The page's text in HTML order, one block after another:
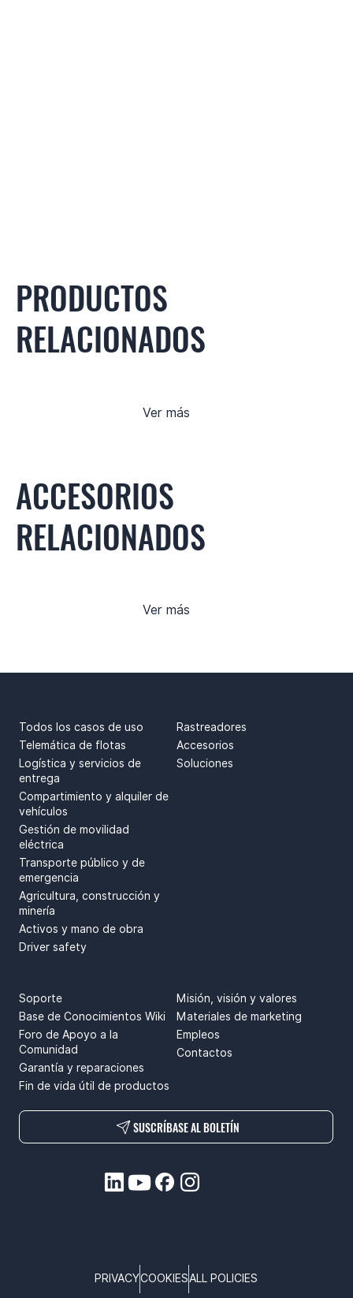
PRODUCTOS
RELACIONADOS
Ver más
ACCESORIOS
RELACIONADOS
Ver más
Todos los casos de uso
Telemática de flotas
Logística y servicios de
entrega
Compartimiento y alquiler de
vehículos
Gestión de movilidad
eléctrica
Transporte público y de
emergencia
Agricultura, construcción y
minería
Activos y mano de obra
Driver safety
Rastreadores
Accesorios
Soluciones
Misión, visión y valores
Materiales de marketing
Empleos
Contactos
Soporte
Base de Conocimientos Wiki
Foro de Apoyo a la
Comunidad
Garantía y reparaciones
Fin de vida útil de productos
SUSCRÍBASE AL BOLETÍN
PRIVACYCOOKIESALL POLICIES